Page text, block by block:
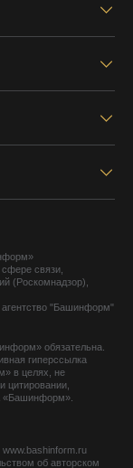
связи,
(Роскомнадзор),
"Башинформ"
обязательна.
гиперссылка
в целях, не
цитировании,
«Башинформ».
об авторском